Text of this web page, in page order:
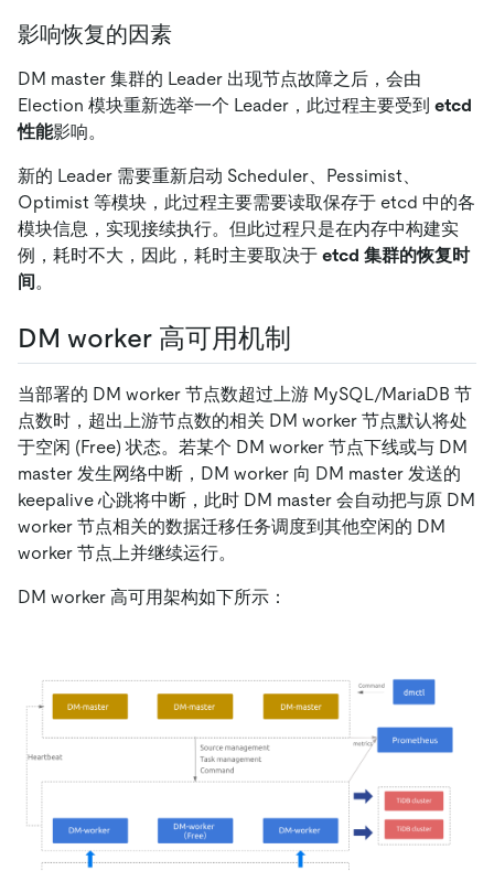
影响恢复的因素
DM master 集群的 Leader 出现节点故障之后，会由
Election 模块重新选举一个 Leader，此过程主要受到 etcd
性能影响。
新的 Leader 需要重新启动 Scheduler、Pessimist、
Optimist 等模块，此过程主要需要读取保存于 etcd 中的各
模块信息，实现接续执行。但此过程只是在内存中构建实
例，耗时不大，因此，耗时主要取决于 etcd 集群的恢复时
间。
DM worker 高可用机制
当部署的 DM worker 节点数超过上游 MySQL/MariaDB 节
点数时，超出上游节点数的相关 DM worker 节点默认将处
于空闲 (Free) 状态。若某个 DM worker 节点下线或与 DM
master 发生网络中断，DM worker 向 DM master 发送的
keepalive 心跳将中断，此时 DM master 会自动把与原 DM
worker 节点相关的数据迁移任务调度到其他空闲的 DM
worker 节点上并继续运行。
DM worker 高可用架构如下所示：